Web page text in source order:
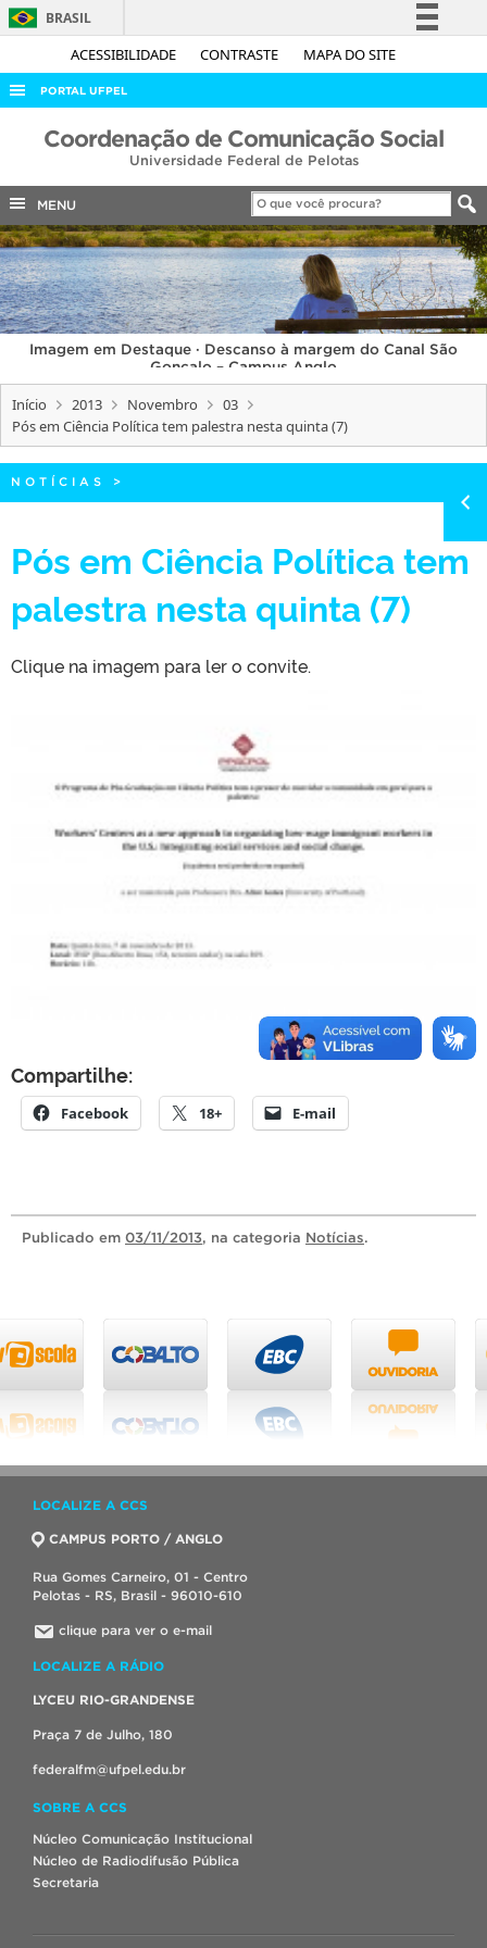
ACESSIBILIDADE CONTRASTE MAPA DO SITE
BRASIL
Simplifique!
Acesso à informação
Legislação
Canais
PORTAL UFPEL
ACESSO À INFORMAÇÃO
COBALTO
CONCURSOS
EDITAIS
INTERNACIONAL
OUVIDORIA
PORTARIAS
TELEFONES
Coordenação de Comunicação Social
Universidade Federal de Pelotas
MENU
Imagem em Destaque · Descanso à margem do Canal São
Gonçalo – Campus Anglo
Início 2013 Novembro
03
Pós em Ciência Política tem palestra nesta quinta (7)
NOTÍCIAS >
Pós em Ciência Política tem
palestra nesta quinta (7)
Clique na imagem para ler o convite.
Compartilhe:
Facebook 18+ E-mail
Publicado em 03/11/2013, na categoria Notícias.
LOCALIZE A CCS
CAMPUS PORTO / ANGLO
Rua Gomes Carneiro, 01 - Centro
Pelotas - RS, Brasil - 96010-610
clique para ver o e-mail
LOCALIZE A RÁDIO
LYCEU RIO-GRANDENSE
Praça 7 de Julho, 180
federalfm@ufpel.edu.br
SOBRE A CCS
Núcleo Comunicação Institucional
Núcleo de Radiodifusão Pública
Secretaria